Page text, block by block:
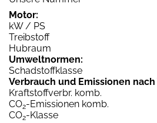
Motor:
kW / PS
Treibstoff
Hubraum
Umweltnormen:
Schadstoffklasse
Verbrauch und Emissionen nach
Kraftstoffverbr. komb.
CO2-Emissionen komb.
CO2-Klasse